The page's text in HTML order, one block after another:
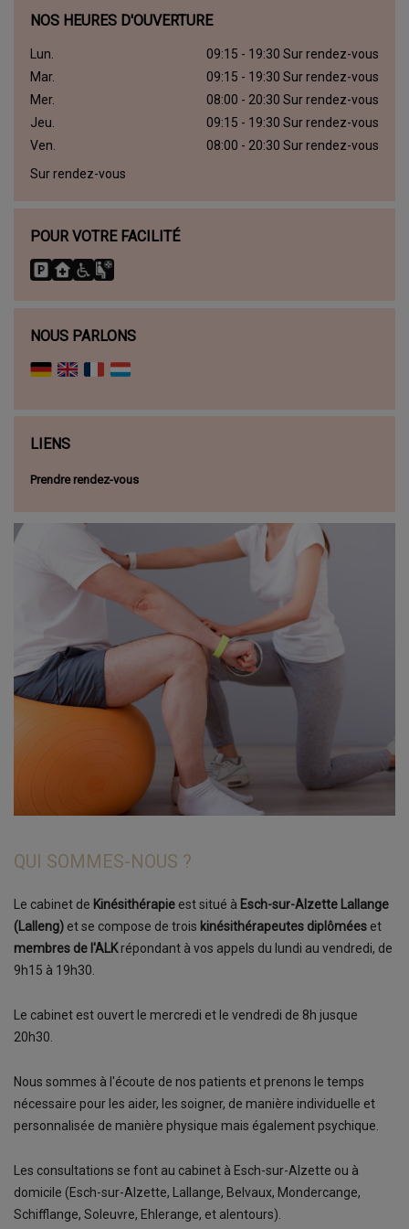
NOS HEURES D'OUVERTURE
Lun.
09:15 - 19:30 Sur rendez-vous
Mar.
09:15 - 19:30 Sur rendez-vous
Mer.
08:00 - 20:30 Sur rendez-vous
Jeu.
09:15 - 19:30 Sur rendez-vous
Ven.
08:00 - 20:30 Sur rendez-vous
Sur rendez-vous
POUR VOTRE FACILITÉ
NOUS PARLONS
LIENS
Prendre rendez-vous
QUI SOMMES-NOUS ?
Le cabinet de Kinésithérapie est situé à Esch-sur-Alzette Lallange
(Lalleng) et se compose de trois kinésithérapeutes diplômées et
membres de l'ALKrépondant à vos appels du lundi au vendredi, de
9h15 à 19h30.
Le cabinet est ouvert le mercredi et le vendredi de 8h jusque
20h30.
Nous sommes à l'écoute de nos patients et prenons le temps
nécessaire pour les aider, les soigner, de manière individuelle et
personnalisée de manière physique mais également psychique.
Les consultations se font au cabinet à Esch-sur-Alzette ou à
domicile (Esch-sur-Alzette, Lallange, Belvaux, Mondercange,
Schifflange, Soleuvre, Ehlerange, et alentours).